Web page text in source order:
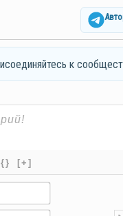
к
{} [+]